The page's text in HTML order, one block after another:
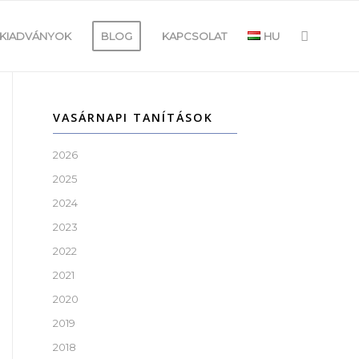
KIADVÁNYOK BLOG KAPCSOLAT HU
VASÁRNAPI TANÍTÁSOK
2026
2025
2024
2023
2022
2021
2020
2019
2018